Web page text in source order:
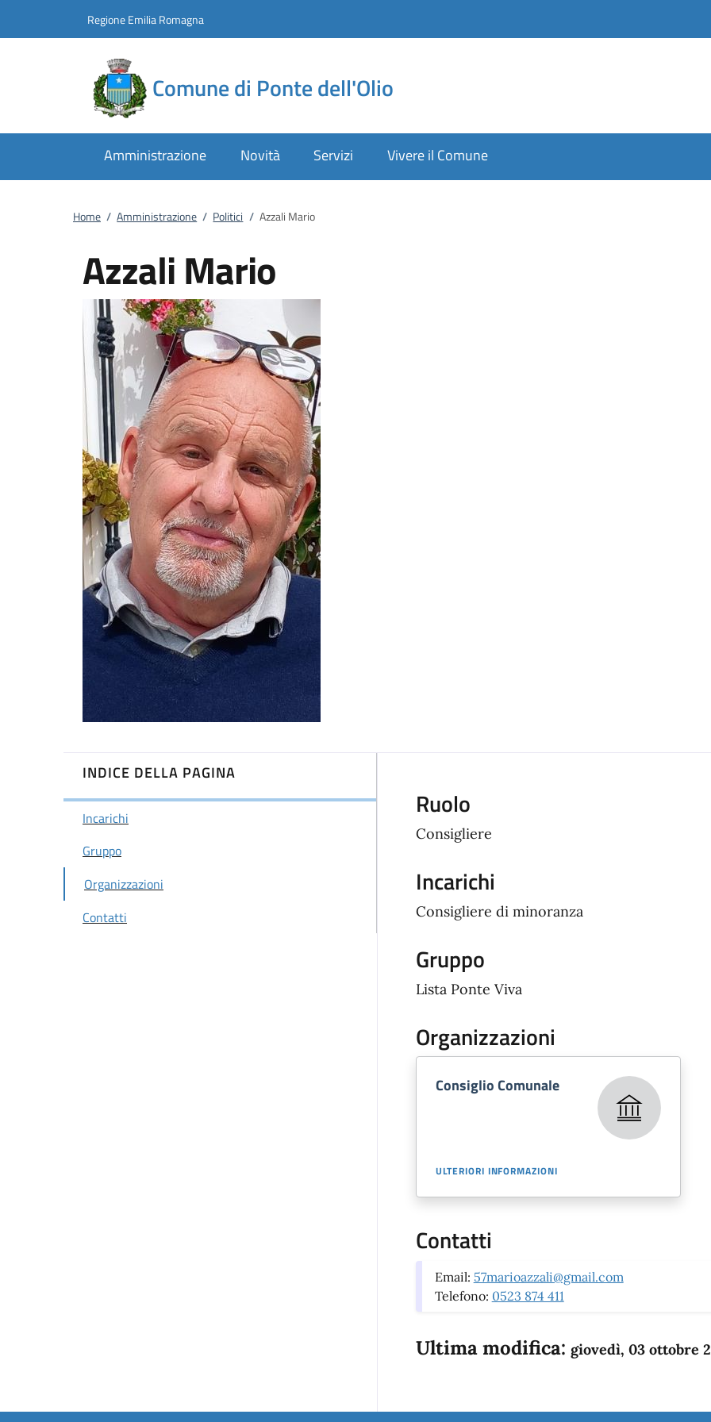
Regione Emilia Romagna
Comune di Ponte dell'Olio
Amministrazione Novità Servizi Vivere il Comune
Home / Amministrazione / Politici / Azzali Mario
Azzali Mario
INDICE DELLA PAGINA
Incarichi
Gruppo
Organizzazioni
Contatti
Ruolo
Consigliere
Incarichi
Consigliere di minoranza
Gruppo
Lista Ponte Viva
Organizzazioni
Consiglio Comunale
ULTERIORI INFORMAZIONI
Contatti
Email: 57marioazzali@gmail.com
Telefono: 0523 874 411
Ultima modifica: giovedì, 03 ottobre